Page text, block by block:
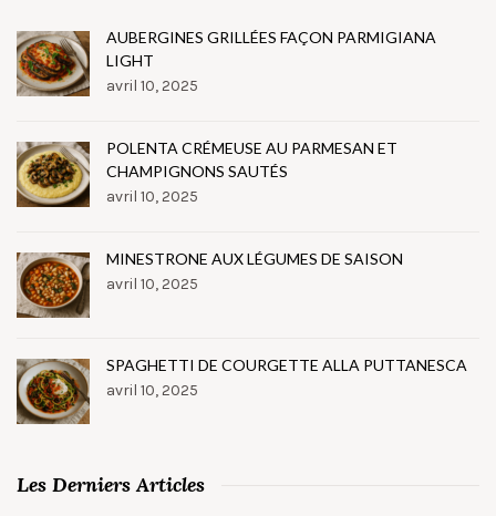
AUBERGINES GRILLÉES FAÇON PARMIGIANA
LIGHT
avril 10, 2025
POLENTA CRÉMEUSE AU PARMESAN ET
CHAMPIGNONS SAUTÉS
avril 10, 2025
MINESTRONE AUX LÉGUMES DE SAISON
avril 10, 2025
SPAGHETTI DE COURGETTE ALLA PUTTANESCA
avril 10, 2025
Les Derniers Articles